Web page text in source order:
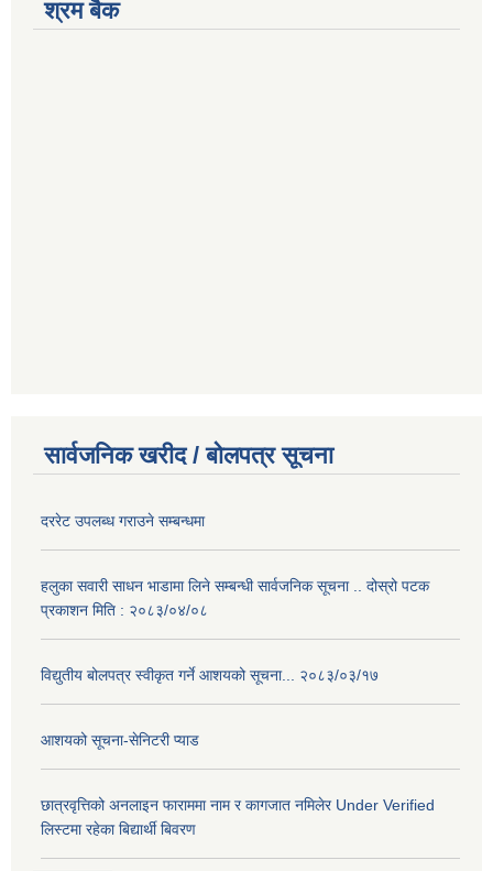
श्रम बैक
सार्वजनिक खरीद / बोलपत्र सूचना
दररेट उपलब्ध गराउने सम्बन्धमा
हलुका सवारी साधन भाडामा लिने सम्बन्धी सार्वजनिक सूचना .. दोस्रो पटक
प्रकाशन मिति : २०८३/०४/०८
विद्युतीय बोलपत्र स्वीकृत गर्ने आशयको सूचना... २०८३/०३/१७
आशयको सूचना-सेनिटरी प्याड
छात्रवृत्तिको अनलाइन फाराममा नाम र कागजात नमिलेर Under Verified
लिस्टमा रहेका बिद्यार्थी बिवरण